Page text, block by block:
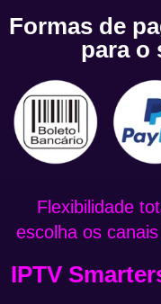
Formas de
para o
Flexibilidade
escolha os
IPTV